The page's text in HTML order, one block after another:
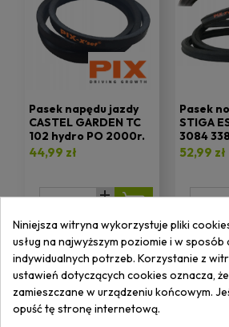
Pasek napędu jazdy
CASTEL GARDEN TC
102 hydro PO 2000r.
35062001/0 2486MM
44,99 zł
Pasek
STIGA
3084
52,99 zł
Niniejsza witryna wykorzystuje pliki
usług na najwyższym poziomie i w
indywidualnych potrzeb. Korzystanie z
ustawień dotyczących cookies oznacza,
zamieszczane w urządzeniu końcowym.
opuść tę stronę internetową.